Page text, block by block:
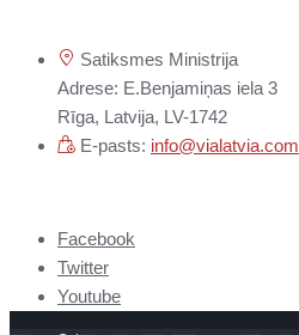
Satiksmes Ministrija
Adrese: E.Benjamiņas iela 3
Rīga, Latvija, LV-1742
E-pasts: info@vialatvia.com
Facebook
Twitter
Youtube